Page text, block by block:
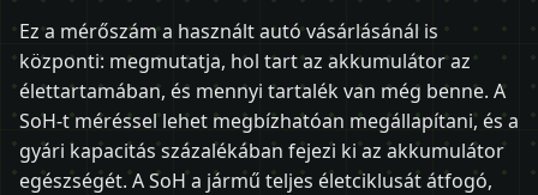
Ez a mérőszám a használt autó vásárlásánál is
központi: megmutatja, hol tart az akkumulátor az
élettartamában, és mennyi tartalék van még benne. A
SoH-t méréssel lehet megbízhatóan megállapítani, és a
gyári kapacitás százalékában fejezi ki az akkumulátor
egészségét. A SoH a jármű teljes életciklusát átfogó,